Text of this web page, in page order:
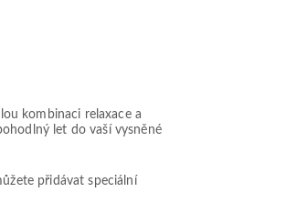
kombinaci relaxace a
let do vaší vysněné
přidávat speciální